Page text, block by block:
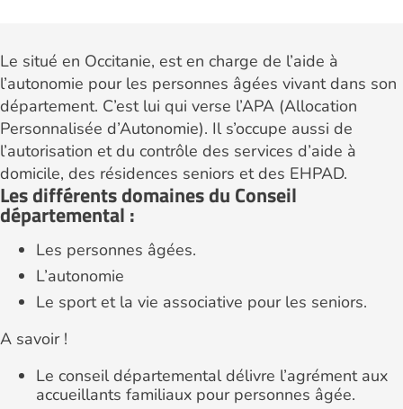
Le situé en Occitanie, est en charge de l’aide à
l’autonomie pour les personnes âgées vivant dans son
département. C’est lui qui verse l’APA (Allocation
Personnalisée d’Autonomie). Il s’occupe aussi de
l’autorisation et du contrôle des services d’aide à
domicile, des résidences seniors et des EHPAD.
Les différents domaines du Conseil
départemental :
Les personnes âgées.
L’autonomie
Le sport et la vie associative pour les seniors.
A savoir !
Le conseil départemental délivre l’agrément aux
accueillants familiaux pour personnes âgée.